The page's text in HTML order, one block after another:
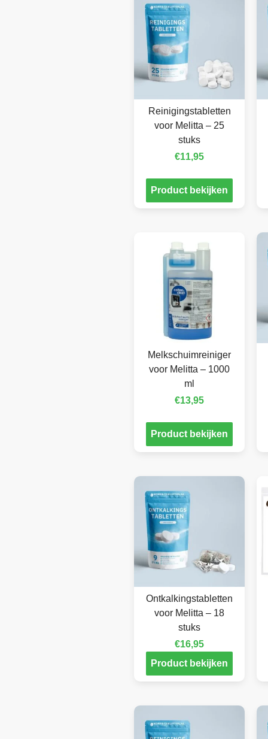
Reinigingstabletten
voor Melitta – 25
stuks
€11,95
Product bekijken
Melkschuimreiniger
voor Melitta – 1000
ml
€13,95
Product bekijken
Ontkalkingstabletten
voor Melitta – 18
stuks
€16,95
Product bekijken